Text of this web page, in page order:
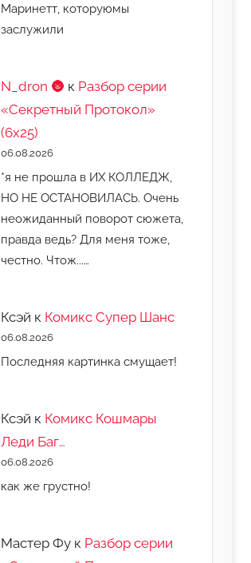
Маринетт, которуюмы
заслужили
N_dron 🌚 к Разбор серии
«Секретный Протокол»
(6х25)
06.08.2026
*я не прошла в ИХ КОЛЛЕДЖ,
НО НЕ ОСТАНОВИЛАСЬ. Очень
неожиданный поворот сюжета,
правда ведь? Для меня тоже,
честно. Чтож...…
Ксэй к Комикс Супер Шанс
06.08.2026
Последняя картинка смущает!
Ксэй к Комикс Кошмары
Леди Баг…
06.08.2026
как же грустно!
Мастер Фу к Разбор серии